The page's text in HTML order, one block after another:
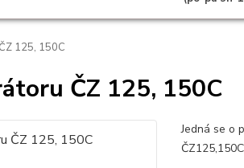
125, 150C
ČZ 125, 150C
Jedná se o